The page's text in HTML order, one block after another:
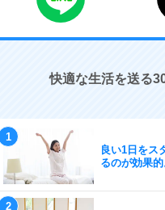
快適な生活を送る
良い1日をス
るのが効果的